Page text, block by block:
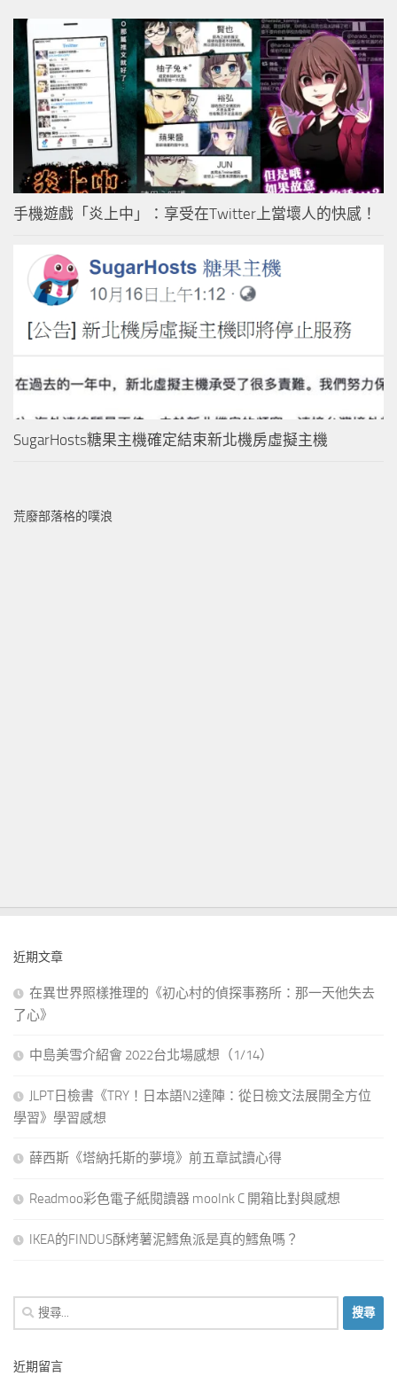
手機遊戲「炎上中」：享受在Twitter上當壞人的快感！
SugarHosts糖果主機確定結束新北機房虛擬主機
荒廢部落格的噗浪
近期文章
在異世界照樣推理的《初心村的偵探事務所：那一天他失去
了心》
中島美雪介紹會 2022台北場感想（1/14）
JLPT日檢書《TRY！日本語N2達陣：從日檢文法展開全方位
學習》學習感想
薛西斯《塔納托斯的夢境》前五章試讀心得
Readmoo彩色電子紙閱讀器 mooInk C 開箱比對與感想
IKEA的FINDUS酥烤薯泥鱈魚派是真的鱈魚嗎？
搜
尋
鍵
近期留言